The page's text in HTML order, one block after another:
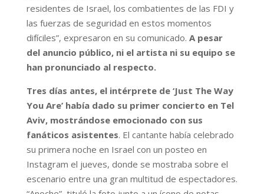
residentes de Israel, los combatientes de las FDI y
las fuerzas de seguridad en estos momentos
difíciles”, expresaron en su comunicado. A pesar
del anuncio público, ni el artista ni su equipo se
han pronunciado al respecto.
Tres días antes, el intérprete de ‘Just The Way
You Are’ había dado su primer concierto en Tel
Aviv, mostrándose emocionado con sus
fanáticos asistentes. El cantante había celebrado
su primera noche en Israel con un posteo en
Instagram el jueves, donde se mostraba sobre el
escenario entre una gran multitud de espectadores.